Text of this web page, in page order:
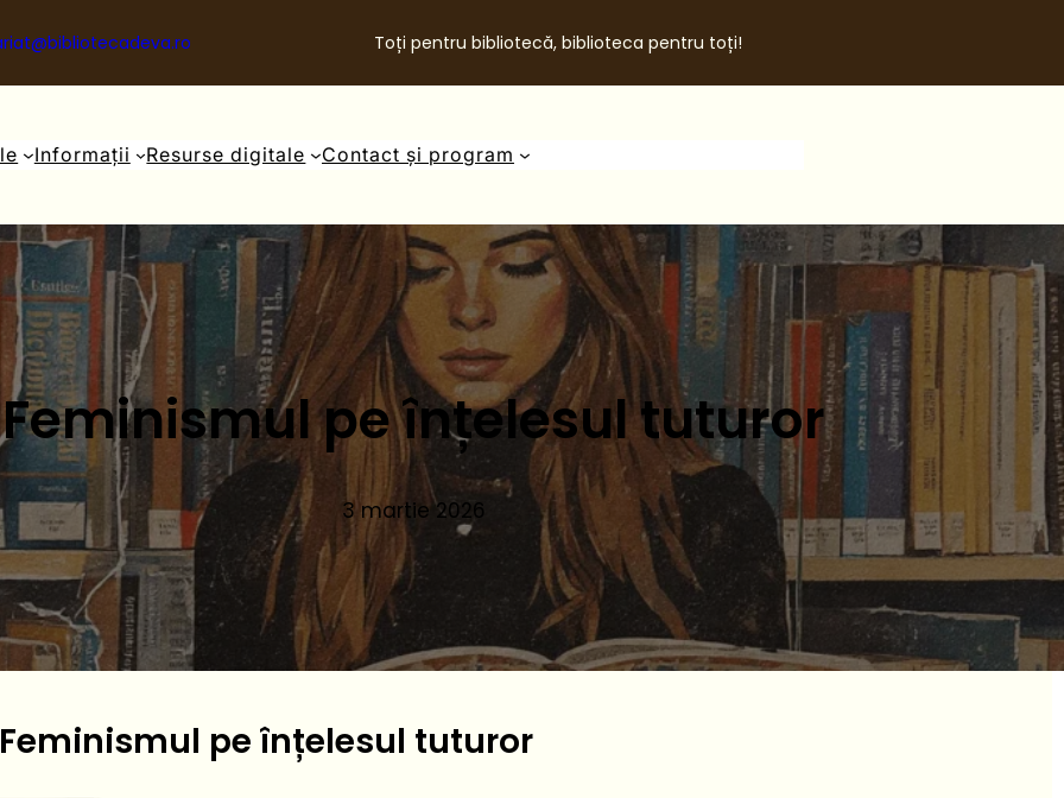
Toți pentru bibliotecă, biblioteca pentru toți!
Informații Resurse digitale Contact și program
Feminismul pe înțelesul tuturor
3 martie 2026
Feminismul pe înțelesul tuturor